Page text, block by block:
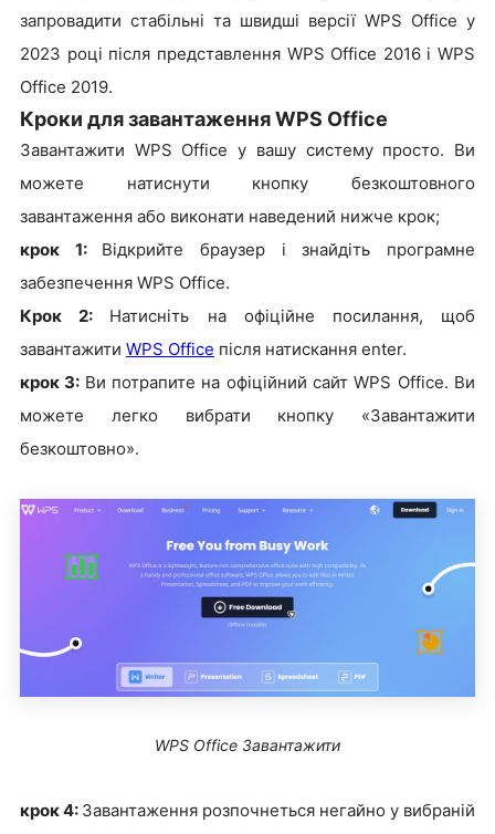
запровадити стабільні та швидші версії WPS Office у
2023 році після представлення WPS Office 2016 і WPS
Office 2019.
Кроки для завантаження WPS Office
Завантажити WPS Office у вашу систему просто. Ви
можете натиснути кнопку безкоштовного
завантаження або виконати наведений нижче крок;
крок 1: Відкрийте браузер і знайдіть програмне
забезпечення WPS Office.
Крок 2: Натисніть на офіційне посилання, щоб
завантажити WPS Office після натискання enter.
крок 3: Ви потрапите на офіційний сайт WPS Office. Ви
можете легко вибрати кнопку «Завантажити
безкоштовно».
WPS Office Завантажити
крок 4: Завантаження розпочнеться негайно у вибраній